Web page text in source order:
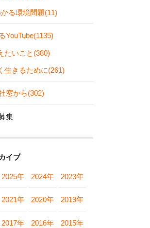
る環境問題(11)
YouTube(1135)
たいこと(380)
生きるために(261)
窓から(302)
集
イブ
2025年 2024年 2023年
2021年 2020年 2019年
2017年 2016年 2015年